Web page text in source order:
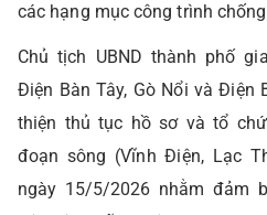
các hạng mục công trình
Chủ tịch UBND thành phố
Điện Bàn Tây, Gò Nổi và Điện
thiện thủ tục hồ sơ và tổ
đoạn sông (Vĩnh Điện, Lạc
ngày 15/5/2026 nhằm đảm